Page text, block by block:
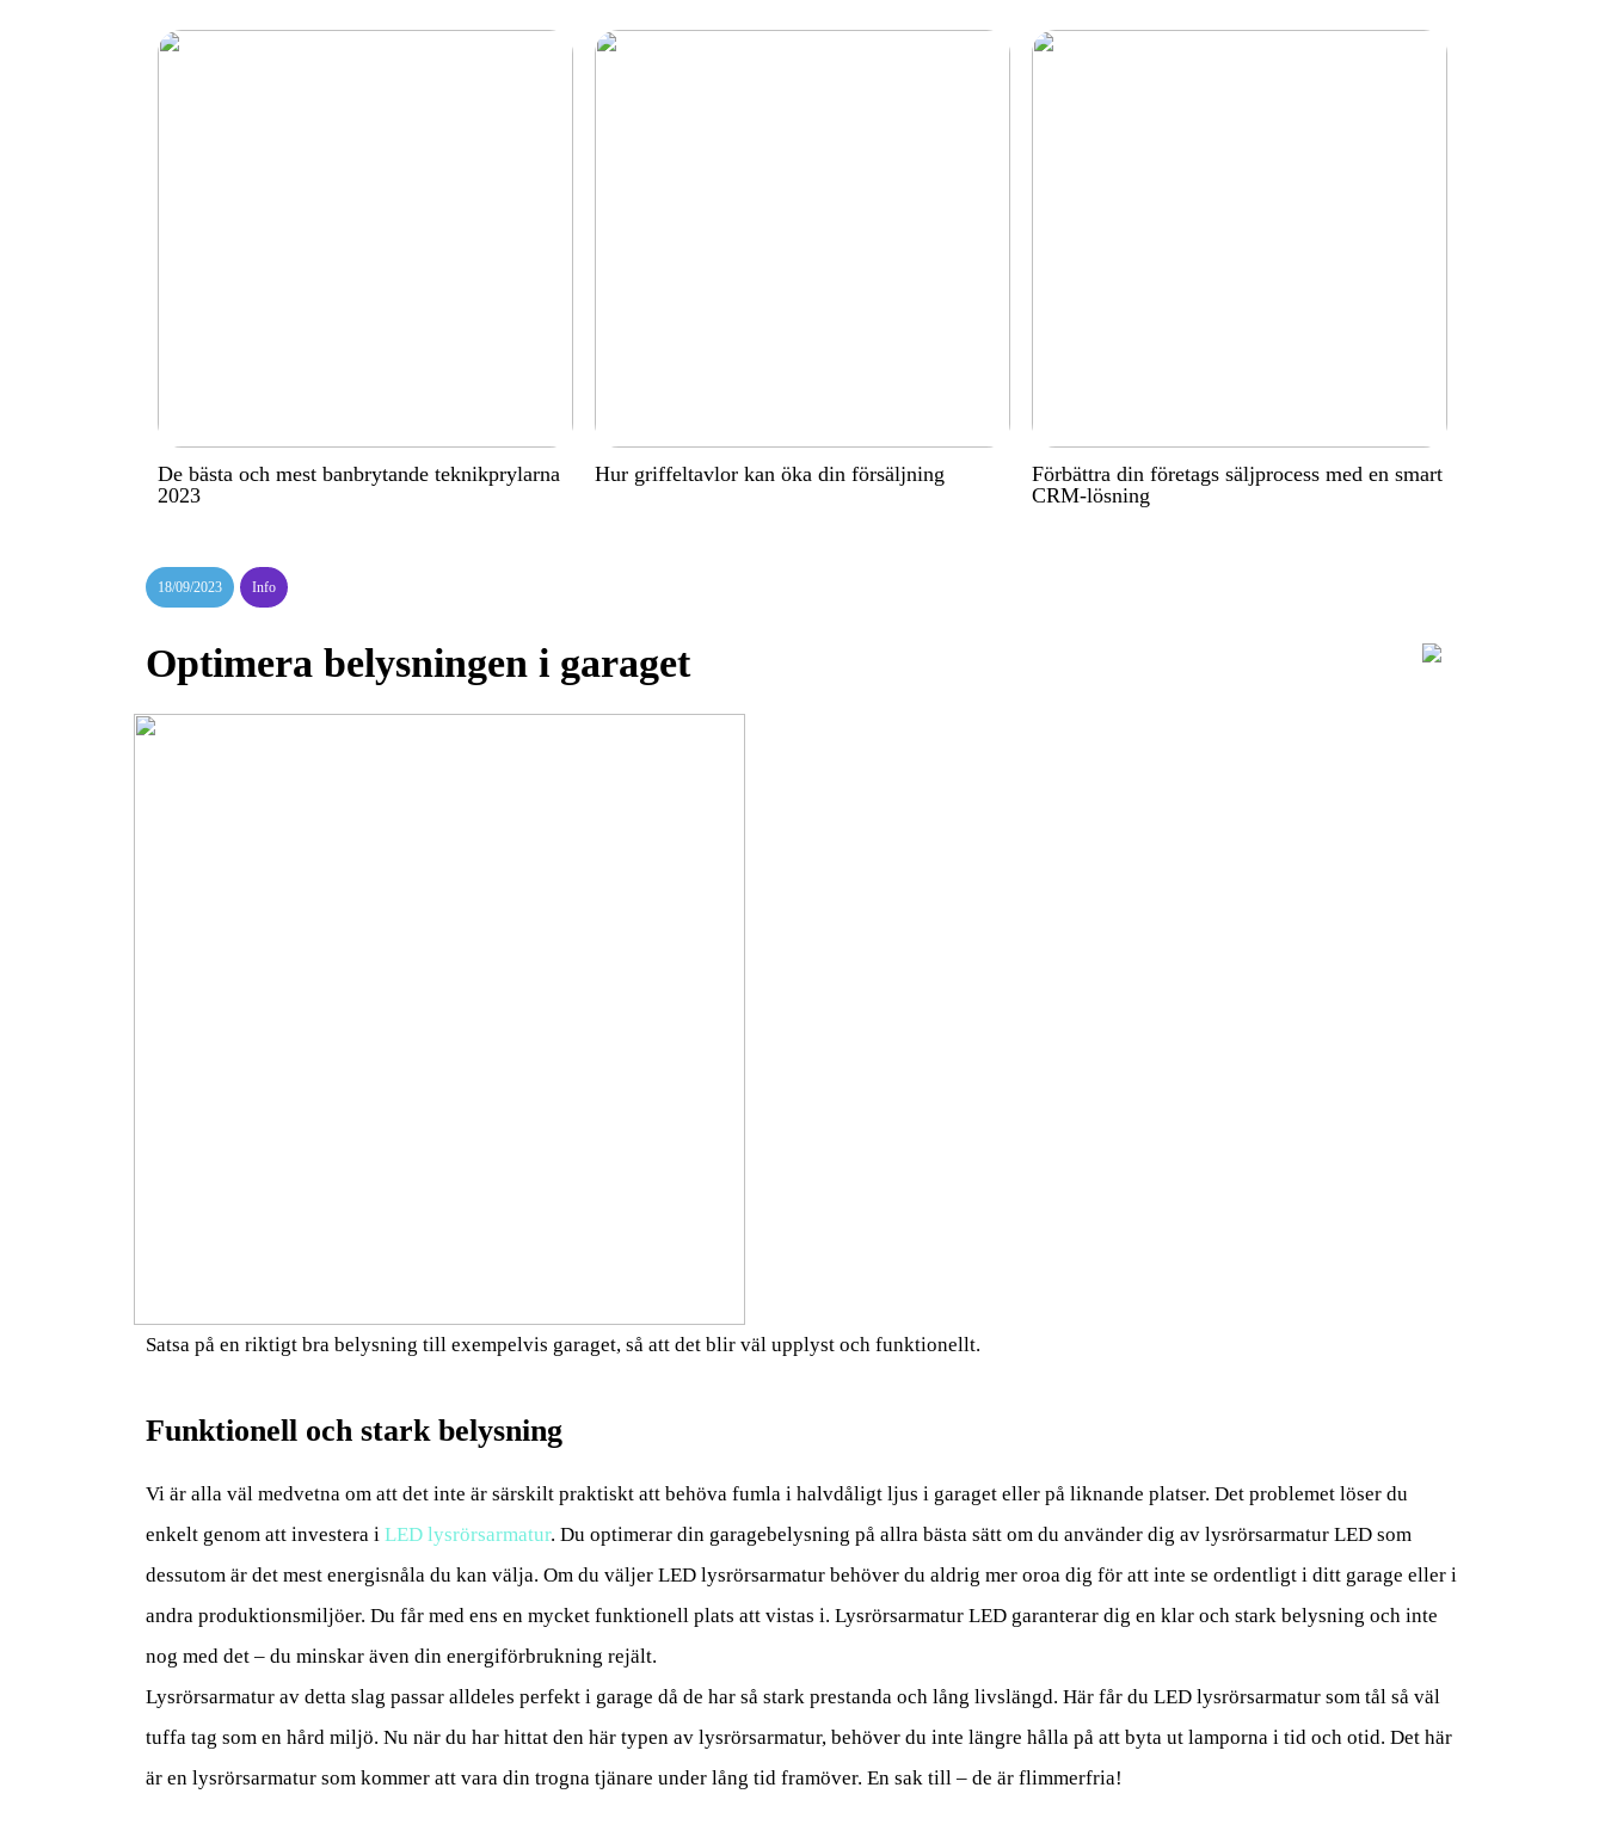
De bästa och mest banbrytande teknikprylarna
2023
Hur griffeltavlor kan öka din försäljning
Förbättra din företags säljprocess med en smart
CRM-lösning
18/09/2023 Info
Optimera belysningen i garaget
Satsa på en riktigt bra belysning till exempelvis garaget, så att det blir väl upplyst och funktionellt.
Funktionell och stark belysning
Vi är alla väl medvetna om att det inte är särskilt praktiskt att behöva fumla i halvdåligt ljus i garaget eller på liknande platser. Det problemet löser du
enkelt genom att investera i LED lysrörsarmatur. Du optimerar din garagebelysning på allra bästa sätt om du använder dig av lysrörsarmatur LED som
dessutom är det mest energisnåla du kan välja. Om du väljer LED lysrörsarmatur behöver du aldrig mer oroa dig för att inte se ordentligt i ditt garage eller i
andra produktionsmiljöer. Du får med ens en mycket funktionell plats att vistas i. Lysrörsarmatur LED garanterar dig en klar och stark belysning och inte
nog med det – du minskar även din energiförbrukning rejält.
Lysrörsarmatur av detta slag passar alldeles perfekt i garage då de har så stark prestanda och lång livslängd. Här får du LED lysrörsarmatur som tål så väl
tuffa tag som en hård miljö. Nu när du har hittat den här typen av lysrörsarmatur, behöver du inte längre hålla på att byta ut lamporna i tid och otid. Det här
är en lysrörsarmatur som kommer att vara din trogna tjänare under lång tid framöver. En sak till – de är flimmerfria!